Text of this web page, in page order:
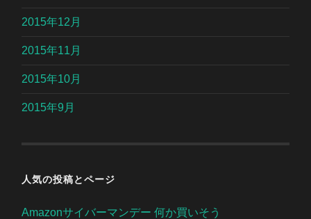
2015年12月
2015年11月
2015年10月
2015年9月
人気の投稿とページ
Amazonサイバーマンデー 何か買いそう